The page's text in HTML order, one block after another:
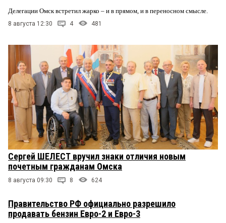
Делегации Омск встретил жарко – и в прямом, и в переносном смысле.
8 августа 12:30 4 481
Сергей ШЕЛЕСТ вручил знаки отличия новым
почетным гражданам Омска
8 августа 09:30 8 624
Правительство РФ официально разрешило
продавать бензин Евро-2 и Евро-3